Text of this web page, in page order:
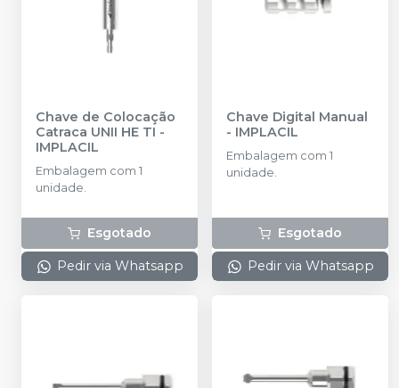
Chave de Colocação
Catraca UNII HE TI -
IMPLACIL
Embalagem com 1
unidade.
Esgotado
Pedir via Whatsapp
Chave Digital Manual
- IMPLACIL
Embalagem com 1
unidade.
Esgotado
Pedir via Whatsapp